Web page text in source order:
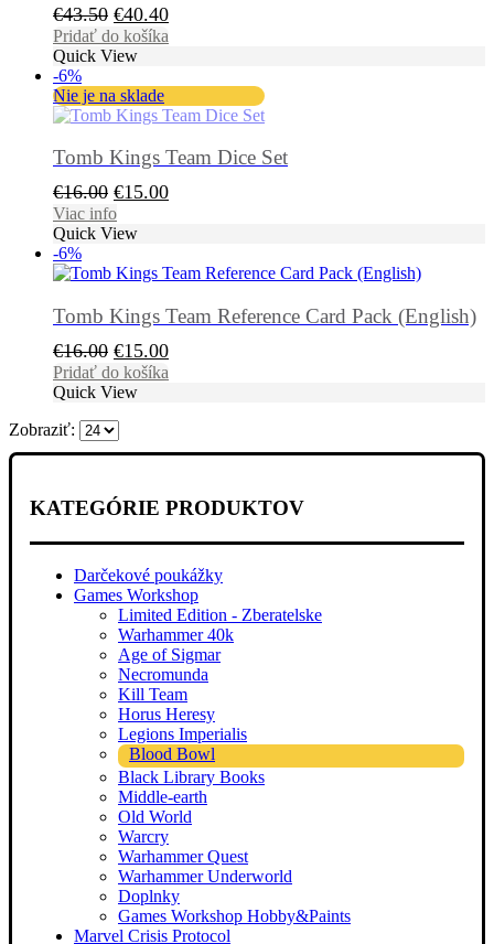
€43.50 Pôvodná
cena
bola:
€43.50.
€40.40Aktuálna
cena
€40.40.
Pridať do košíka
Quick View
-6%
Nie je na sklade
Tomb Kings Team Dice Set
€16.00 Pôvodná
cena
bola:
€15.00Aktuálna
Viac info
Quick View
-6%
Tomb Kings Team Reference Card Pack (English)
€16.00 Pôvodná
cena
bola:
€16.00.
€15.00Aktuálna
cena
Pridať do košíka
Quick View
Zobraziť:
KATEGÓRIE PRODUKTOV
Darčekové poukážky
Games Workshop
Limited Edition - Zberatelske
Warhammer 40k
Age of Sigmar
Necromunda
Kill Team
Horus Heresy
Legions Imperialis
Blood Bowl
Black Library Books
Middle-earth
Old World
Warcry
Warhammer Quest
Warhammer Underworld
Doplnky
Games Workshop Hobby&Paints
Marvel Crisis Protocol